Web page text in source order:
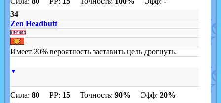
34
Zen Headbutt
Имеет 20% вероятность заставить цель дрогнуть.
▼
Сила: 80PP: 15Точность: 90% Эфф: 20%